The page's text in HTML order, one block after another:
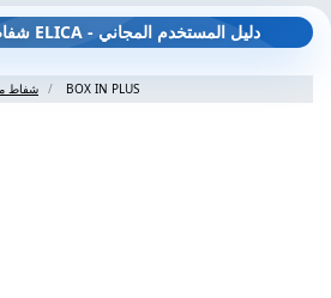
BOX IN PLUS - شفاط مطبخ ELICA - دليل المستخدم المجاني
شفاط BOX IN PLUS